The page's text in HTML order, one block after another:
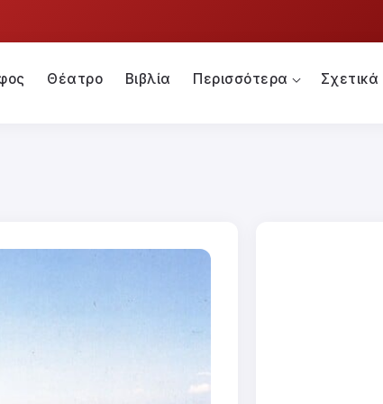
Θέατρο Βιβλία Περισσότερα Σχετικά